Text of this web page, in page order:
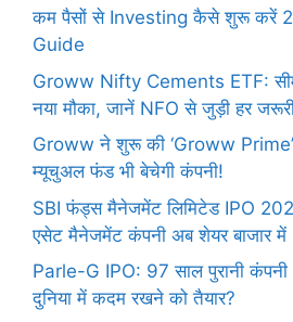
कम पैसों से Investing कैसे शुरू करें
Guide
Groww Nifty Cements ETF:
नया मौका, जानें NFO से जुड़ी हर
Groww ने शुरू की ‘Groww Prime’
म्यूचुअल फंड भी बेचेगी कंपनी!
SBI फंड्स मैनेजमेंट लिमिटेड IPO
एसेट मैनेजमेंट कंपनी अब शेयर बाजार में
Parle-G IPO: 97 साल पुरानी कंपनी
दुनिया में कदम रखने को तैयार?